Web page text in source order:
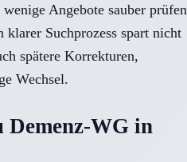
Angebote sauber prüfen
Suchprozess spart nicht
spätere Korrekturen,
Wechsel.
Demenz-WG in